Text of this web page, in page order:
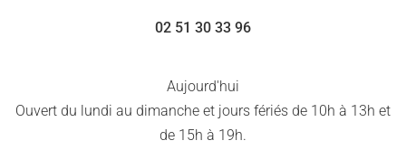
02 51 30 33 96
Aujourd'hui
Ouvert du lundi au dimanche et jours fériés de 10h à 13h et
de 15h à 19h.